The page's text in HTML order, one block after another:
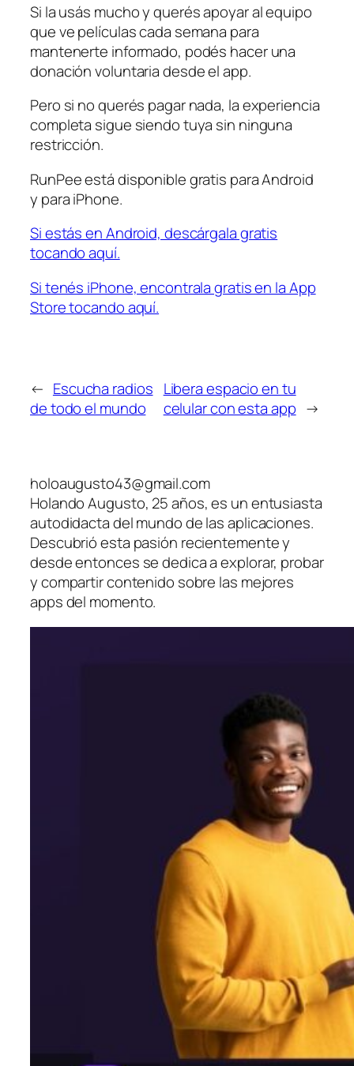
Si la usás mucho y querés apoyar al equipo
que ve películas cada semana para
mantenerte informado, podés hacer una
donación voluntaria desde el app.
Pero si no querés pagar nada, la experiencia
completa sigue siendo tuya sin ninguna
restricción.
RunPee está disponible gratis para Android
y para iPhone.
Si estás en Android, descárgala gratis
tocando aquí.
Si tenés iPhone, encontrala gratis en la App
Store tocando aquí.
← Escucha radios
de todo el mundo
Libera espacio en tu
celular con esta app →
holoaugusto43@gmail.com
Holando Augusto, 25 años, es un entusiasta
autodidacta del mundo de las aplicaciones.
Descubrió esta pasión recientemente y
desde entonces se dedica a explorar, probar
y compartir contenido sobre las mejores
apps del momento.